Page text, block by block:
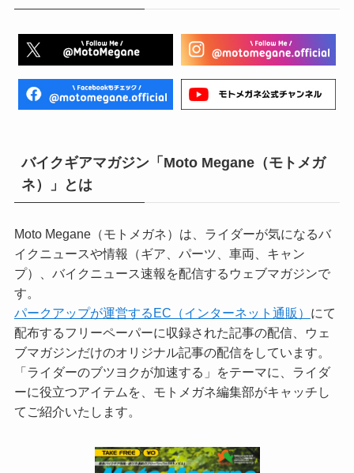
バイクギアマガジン「Moto Megane（モトメガ
ネ）」とは
Moto Megane（モトメガネ）は、ライダーが気になるバ
イクニュースや情報（ギア、パーツ、車両、キャン
プ）、バイクニュース速報を配信するウェブマガジンで
す。
パークアップが運営するEC（インターネット通販） にて
配布するフリーペーパーに収録された記事の配信、ウェ
ブマガジンだけのオリジナル記事の配信をしています。
「ライダーのブツヨクが加速する」をテーマに、ライダ
ーに役立つアイテムを、モトメガネ編集部がキャッチし
てご紹介いたします。